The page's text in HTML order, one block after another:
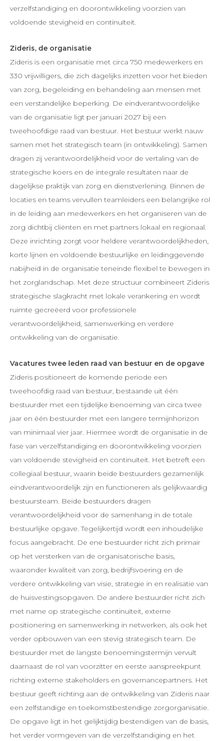
verzelfstandiging en doorontwikkeling voorzien van
voldoende stevigheid en continuïteit.
Zideris, de organisatie
Zideris is een organisatie met circa 750 medewerkers en
330 vrijwilligers, die zich dagelijks inzetten voor het bieden
van zorg, begeleiding en behandeling aan mensen met
een verstandelijke beperking. De eindverantwoordelijke
van de organisatie ligt per januari 2027 bij een
tweehoofdige raad van bestuur. Het bestuur werkt nauw
samen met het strategisch team (in ontwikkeling). Samen
dragen zij verantwoordelijkheid voor de vertaling van de
strategische koers en de integrale resultaten naar de
dagelijkse praktijk van zorg en dienstverlening. Binnen de
locaties en teams vervullen teamleiders een belangrijke rol
in de leiding aan medewerkers en het organiseren van de
zorg dichtbij cliënten en met partners lokaal en regionaal.
Deze inrichting zorgt voor heldere verantwoordelijkheden,
korte lijnen en voldoende bestuurlijke en leidinggevende
nabijheid in de organisatie teneinde flexibel te bewegen in
het zorglandschap. Met deze structuur combineert Zideris
strategische slagkracht met lokale verankering en wordt
ruimte gecreëerd voor professionele
verantwoordelijkheid, samenwerking en verdere
ontwikkeling van de organisatie.
Vacatures twee leden raad van bestuur en de opgave
Zideris positioneert de komende periode een
tweehoofdig raad van bestuur, bestaande uit één
bestuurder met een tijdelijke benoeming van circa twee
jaar en één bestuurder met een langere termijnhorizon
van minimaal vier jaar. Hiermee wordt de organisatie in de
fase van verzelfstandiging en doorontwikkeling voorzien
van voldoende stevigheid en continuïteit. Het betreft een
collegiaal bestuur, waarin beide bestuurders gezamenlijk
eindverantwoordelijk zijn en functioneren als gelijkwaardig
bestuursteam. Beide bestuurders dragen
verantwoordelijkheid voor de samenhang in de totale
bestuurlijke opgave. Tegelijkertijd wordt een inhoudelijke
focus aangebracht. De ene bestuurder richt zich primair
op het versterken van de organisatorische basis,
waaronder kwaliteit van zorg, bedrijfsvoering en de
verdere ontwikkeling van visie, strategie in en realisatie van
de huisvestingsopgaven. De andere bestuurder richt zich
met name op strategische continuïteit, externe
positionering en samenwerking in netwerken, als ook het
verder opbouwen van een stevig strategisch team. De
bestuurder met de langste benoemingstermijn vervult
daarnaast de rol van voorzitter en eerste aanspreekpunt
richting externe stakeholders en governancepartners. Het
bestuur geeft richting aan de ontwikkeling van Zideris naar
een zelfstandige en toekomstbestendige zorgorganisatie.
De opgave ligt in het gelijktijdig bestendigen van de basis,
het verder vormgeven van de verzelfstandiging en het